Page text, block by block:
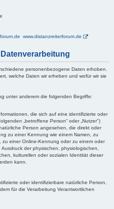
www.distanzreiterforum.de
personenbezogene Daten erhoben.
welche Daten wir erheben und wofür wir sie
unter anderem die folgenden Begriffe:
die sich auf eine identifizierte oder
„betroffene Person“ oder „Nutzer")
Person angesehen, die direkt oder
zu einer Kennung wie einem Namen, zu
einer Online-Kennung oder zu einem oder
der physischen, physiologischen,
kulturellen oder sozialen Identität dieser
kann.
oder identifizierbare natürliche Person,
für die Verarbeitung Verantwortlichen